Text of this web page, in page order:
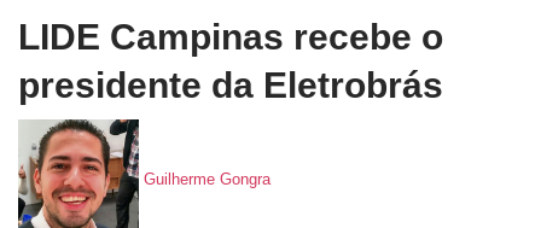
LIDE Campinas recebe o
presidente da Eletrobrás
Guilherme Gongra